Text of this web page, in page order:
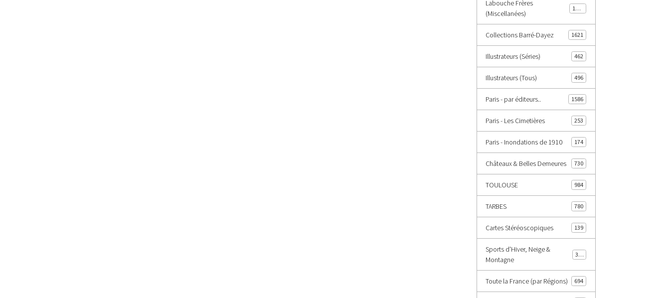
Labouche Frères
(Miscellanées)
1402
Collections Barré-Dayez 1621
Illustrateurs (Séries) 462
Illustrateurs (Tous) 496
Paris - par éditeurs.. 1586
Paris - Les Cimetières 253
Paris - Inondations de 1910 174
Châteaux & Belles Demeures 730
TOULOUSE 984
TARBES 780
Cartes Stéréoscopiques 139
Sports d'Hiver, Neige &
Montagne
343
Toute la France (par Régions) 694